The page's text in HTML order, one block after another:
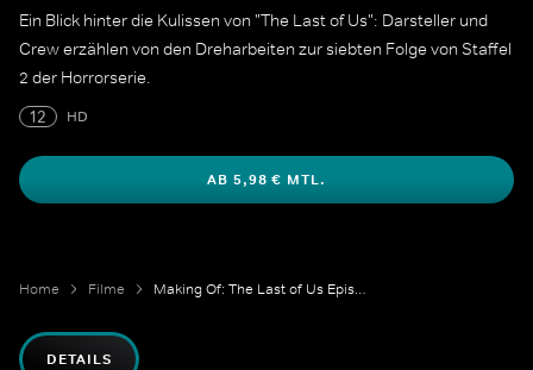
Ein Blick hinter die Kulissen von "The Last of Us": Darsteller und
Crew erzählen von den Dreharbeiten zur siebten Folge von Staffel
2 der Horrorserie.
12
HD
AB 5,98 € MTL.
Home Filme Making Of: The Last of Us Episode 16 (207)
DETAILS